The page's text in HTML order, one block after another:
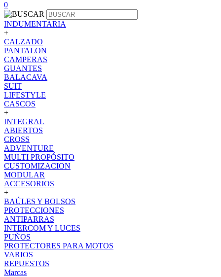
0
INDUMENTARIA
+
CALZADO
PANTALON
CAMPERAS
GUANTES
BALACAVA
SUIT
LIFESTYLE
CASCOS
+
INTEGRAL
ABIERTOS
CROSS
ADVENTURE
MULTI PROPÓSITO
CUSTOMIZACION
MODULAR
ACCESORIOS
+
BAÚLES Y BOLSOS
PROTECCIONES
ANTIPARRAS
INTERCOM Y LUCES
PUÑOS
PROTECTORES PARA MOTOS
VARIOS
REPUESTOS
Marcas